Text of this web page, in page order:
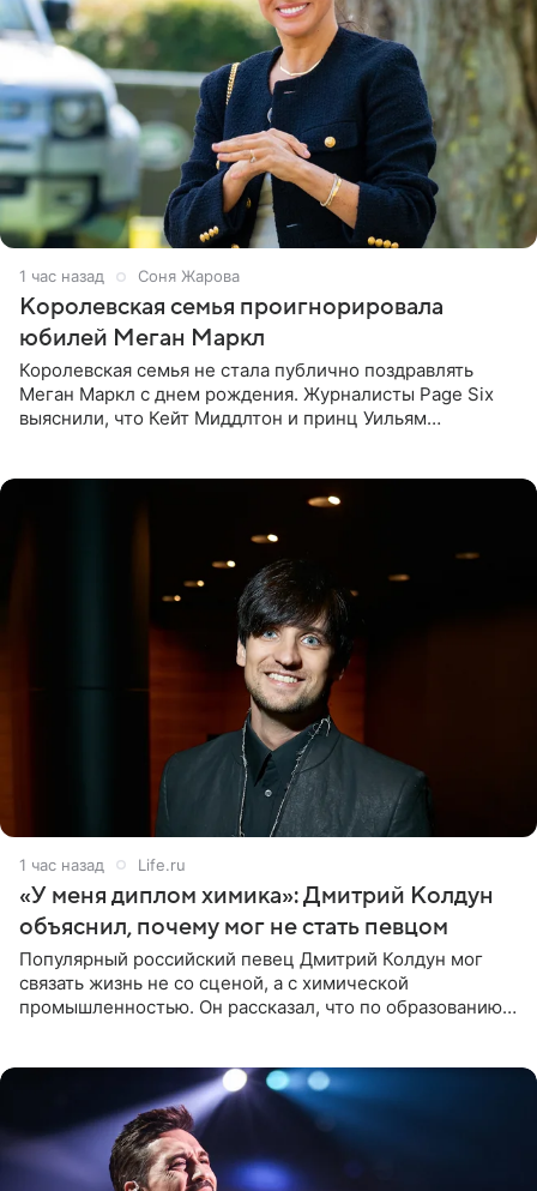
1 час назад Соня Жарова
Королевская семья проигнорировала
юбилей Меган Маркл
Королевская семья не стала публично поздравлять
Меган Маркл с днем рождения. Журналисты Page Six
выяснили, что Кейт Миддлтон и принц Уильям
1 час назад Life.ru
«У меня диплом химика»: Дмитрий Колдун
объяснил, почему мог не стать певцом
Популярный российский певец Дмитрий Колдун мог
связать жизнь не со сценой, а с химической
промышленностью. Он рассказал, что по образованию